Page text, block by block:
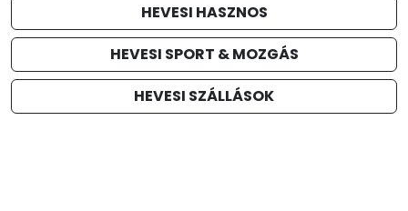
HEVESI HASZNOS
HEVESI SPORT & MOZGÁS
HEVESI SZÁLLÁSOK